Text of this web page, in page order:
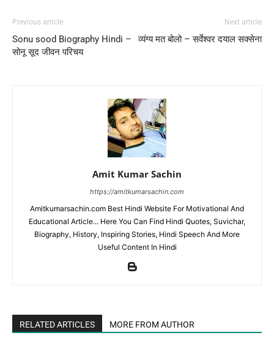
Previous article
Sonu sood Biography Hindi –
सोनू सूद जीवन परिचय
Next article
व्यंग्य मत बोलो – सर्वेश्वर दयाल सक्सेना
Amit Kumar Sachin
https://amitkumarsachin.com
Amitkumarsachin.com Best Hindi Website For Motivational And
Educational Article... Here You Can Find Hindi Quotes, Suvichar,
Biography, History, Inspiring Stories, Hindi Speech And More
Useful Content In Hindi
RELATED ARTICLES MORE FROM AUTHOR